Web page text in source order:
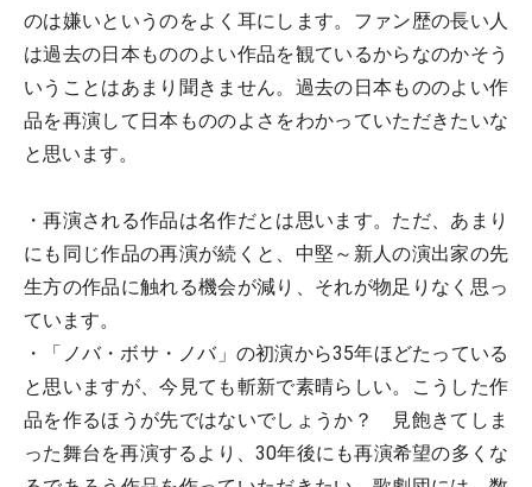
のは嫌いというのをよく耳にします。ファン歴の長い人
は過去の日本もののよい作品を観ているからなのかそう
いうことはあまり聞きません。過去の日本もののよい作
品を再演して日本もののよさをわかっていただきたいな
と思います。
・再演される作品は名作だとは思います。ただ、あまり
にも同じ作品の再演が続くと、中堅～新人の演出家の先
生方の作品に触れる機会が減り、それが物足りなく思っ
ています。
・「ノバ・ボサ・ノバ」の初演から35年ほどたっている
と思いますが、今見ても斬新で素晴らしい。こうした作
品を作るほうが先ではないでしょうか？ 見飽きてしま
った舞台を再演するより、30年後にも再演希望の多くな